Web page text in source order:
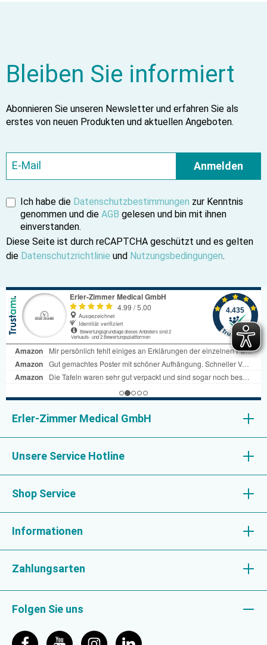
Bleiben Sie informiert
Abonnieren Sie unseren Newsletter und erfahren Sie als
erstes von neuen Produkten und aktuellen Angeboten.
Anmelden
Ich habe die Datenschutzbestimmungen zur Kenntnis
genommen und die AGB gelesen und bin mit ihnen
einverstanden.
Diese Seite ist durch reCAPTCHA geschützt und es gelten
die Datenschutzrichtlinie und Nutzungsbedingungen.
Erler-Zimmer Medical GmbH
Unsere Service Hotline
Shop Service
Informationen
Zahlungsarten
Folgen Sie uns